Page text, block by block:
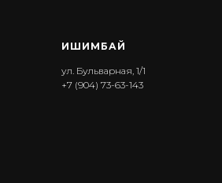
ИШИМБА Й
ул. Бульварная, 1/1
+7 (904) 73-63-143